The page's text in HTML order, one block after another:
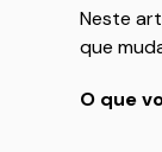
Neste
que
O que